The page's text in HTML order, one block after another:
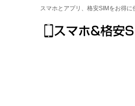
スマホとアプリ、格安SIMをお得に